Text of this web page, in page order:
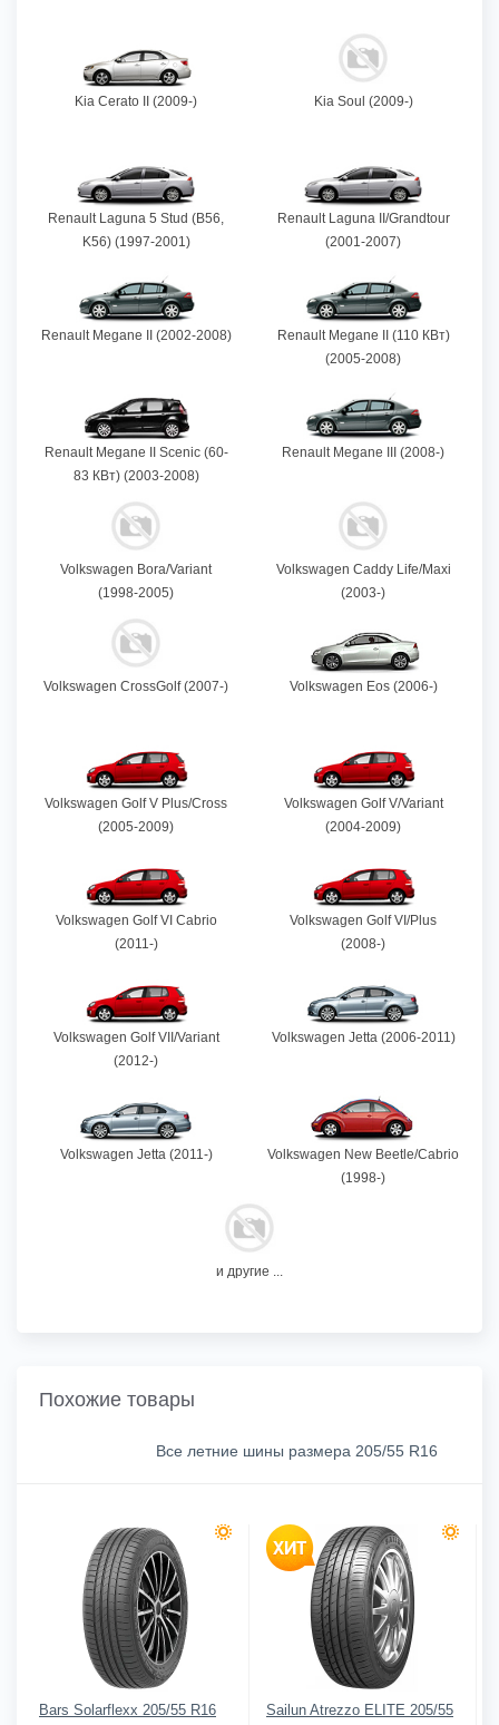
Kia Cerato II (2009-) Kia Soul (2009-)
Renault Laguna 5 Stud (B56,
K56) (1997-2001)
Renault Laguna II/Grandtour
(2001-2007)
Renault Megane II (2002-2008)
Renault Megane II (110 КВт)
(2005-2008)
Renault Megane II Scenic (60-
83 КВт) (2003-2008)
Renault Megane III (2008-)
Volkswagen Bora/Variant
(1998-2005)
Volkswagen Caddy Life/Maxi
(2003-)
Volkswagen CrossGolf (2007-) Volkswagen Eos (2006-)
Volkswagen Golf V Plus/Cross
(2005-2009)
Volkswagen Golf V/Variant
(2004-2009)
Volkswagen Golf VI Cabrio
(2011-)
Volkswagen Golf VI/Plus
(2008-)
Volkswagen Golf VII/Variant
(2012-)
Volkswagen Jetta (2006-2011)
Volkswagen Jetta (2011-)
Volkswagen New Beetle/Cabrio
(1998-)
и другие ...
Похожие товары
Все летние шины размера 205/55 R16
Bars Solarflexx 205/55 R16
Sailun Atrezzo ELITE 205/55